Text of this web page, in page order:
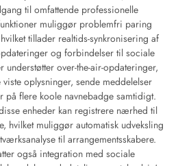
til omfattende professionelle
muliggør problemfri paring
tillader realtids-synkronisering af
og forbindelser til sociale
over-the-air-opdateringer,
oplysninger, sende meddelelser
på flere koole navnebadge samtidigt.
enheder kan registrere nærhed til
hvilket muliggør automatisk udveksling
til arrangementsskabere.
også integration med sociale